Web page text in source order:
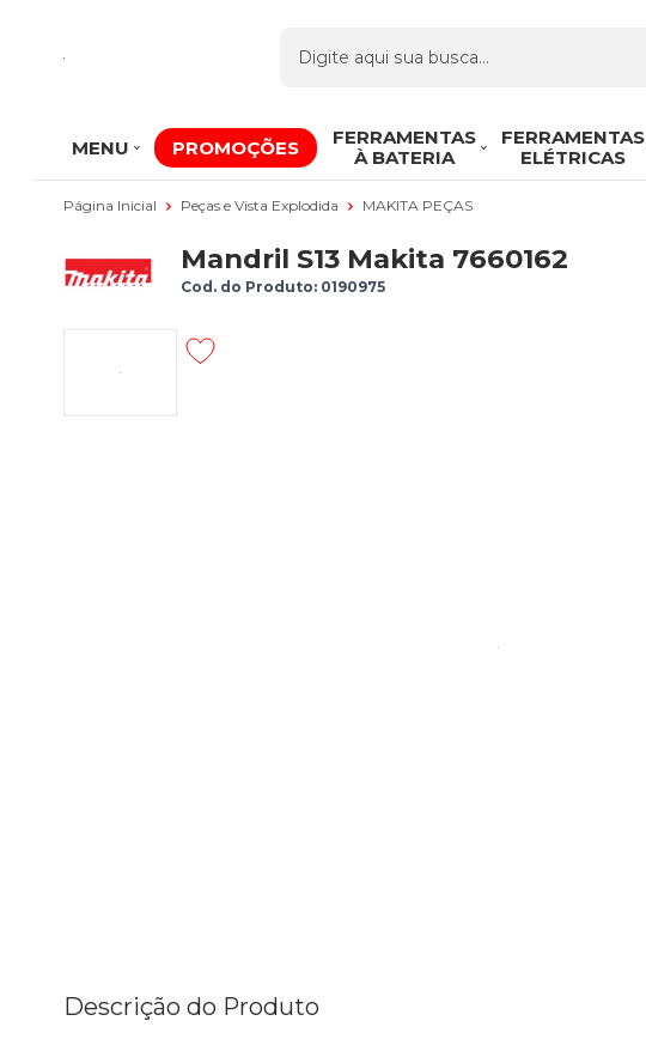
MENU PROMOÇÕES
FERRAMENTAS
À BATERIA
FERRAMENTAS
ELÉTRICAS
Página Inicial Peças e Vista Explodida MAKITA PEÇAS
Mandril S13 Makita 7660162
Cod. do Produto: 0190975
Descrição do Produto